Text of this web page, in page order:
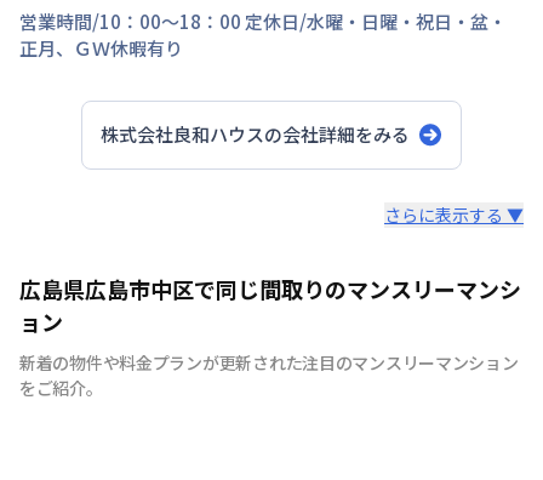
営業時間/10：00～18：00 定休日/水曜・日曜・祝日・盆・
正月、ＧＷ休暇有り
株式会社良和ハウスの会社詳細をみる
広島のマンスリーマンション“エールマンスリー広島”は、
中国地方で管理物件戸数 NO.1の良和ハウスが運営展開す
るマンスリーマンションです。 豊富な物件の中から厳選
したお部屋にお洒落な家具や質のよい家電を装備。 イン
テリアやサービスにも拘った地元密着企業ならではの柔軟
さらに表示する ▼
広島県広島市中区で同じ間取りのマンスリーマンシ
ョン
新着の物件や料金プランが更新された注目のマンスリーマンション
をご紹介。